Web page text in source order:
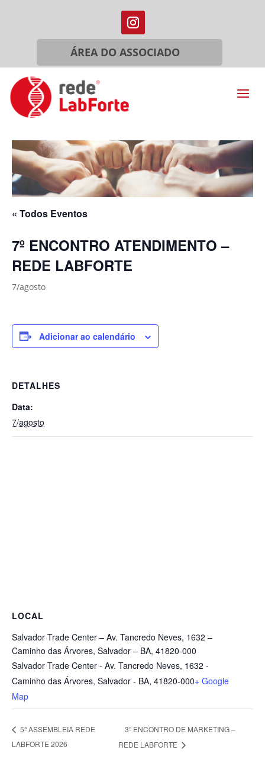
ÁREA DO ASSOCIADO
« Todos Eventos
7º ENCONTRO ATENDIMENTO –
REDE LABFORTE
7/agosto
Adicionar ao calendário
DETALHES
Data:
7/agosto
LOCAL
Salvador Trade Center – Av. Tancredo Neves, 1632 –
Caminho das Árvores, Salvador – BA, 41820-000
Salvador Trade Center - Av. Tancredo Neves, 1632 -
Caminho das Árvores, Salvador - BA, 41820-000+ Google
Map
5ª ASSEMBLEIA REDE
LABFORTE 2026
3º ENCONTRO DE MARKETING –
REDE LABFORTE